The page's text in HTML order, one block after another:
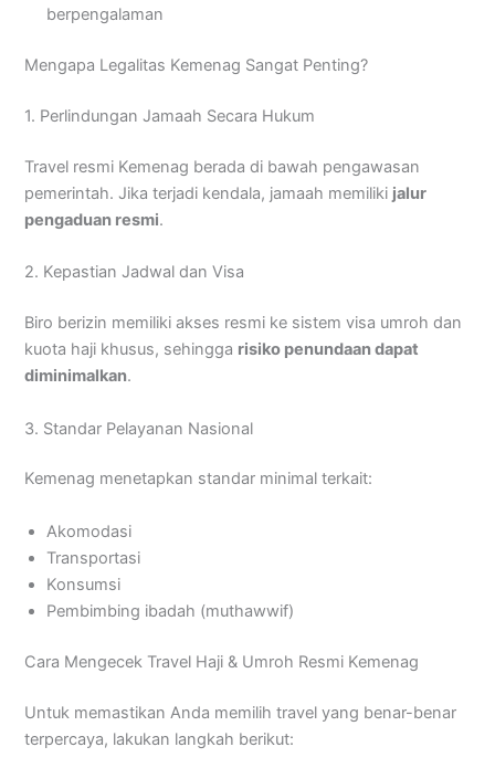
berpengalaman
Mengapa Legalitas Kemenag Sangat Penting?
1. Perlindungan Jamaah Secara Hukum
Travel resmi Kemenag berada di bawah pengawasan
pemerintah. Jika terjadi kendala, jamaah memiliki jalur
pengaduan resmi.
2. Kepastian Jadwal dan Visa
Biro berizin memiliki akses resmi ke sistem visa umroh dan
kuota haji khusus, sehingga risiko penundaan dapat
diminimalkan.
3. Standar Pelayanan Nasional
Kemenag menetapkan standar minimal terkait:
Akomodasi
Transportasi
Konsumsi
Pembimbing ibadah (muthawwif)
Cara Mengecek Travel Haji & Umroh Resmi Kemenag
Untuk memastikan Anda memilih travel yang benar-benar
terpercaya, lakukan langkah berikut: